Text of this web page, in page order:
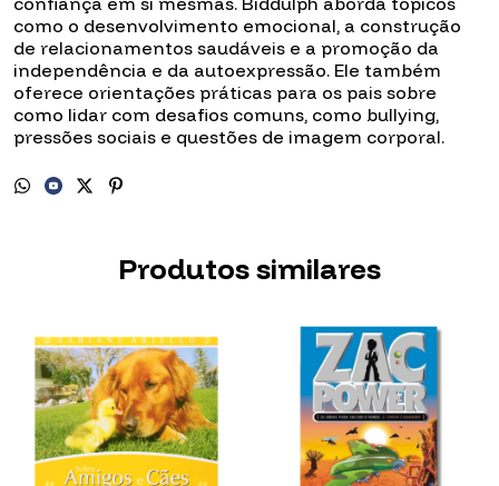
como o desenvolvimento emocional, a construção
de relacionamentos saudáveis e a promoção da
independência e da autoexpressão. Ele também
oferece orientações práticas para os pais sobre
como lidar com desafios comuns, como bullying,
pressões sociais e questões de imagem corporal.
Produtos similares